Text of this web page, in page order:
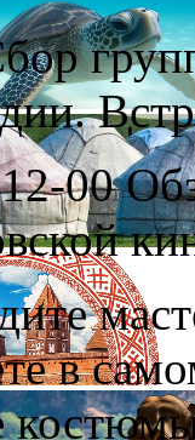
00
в